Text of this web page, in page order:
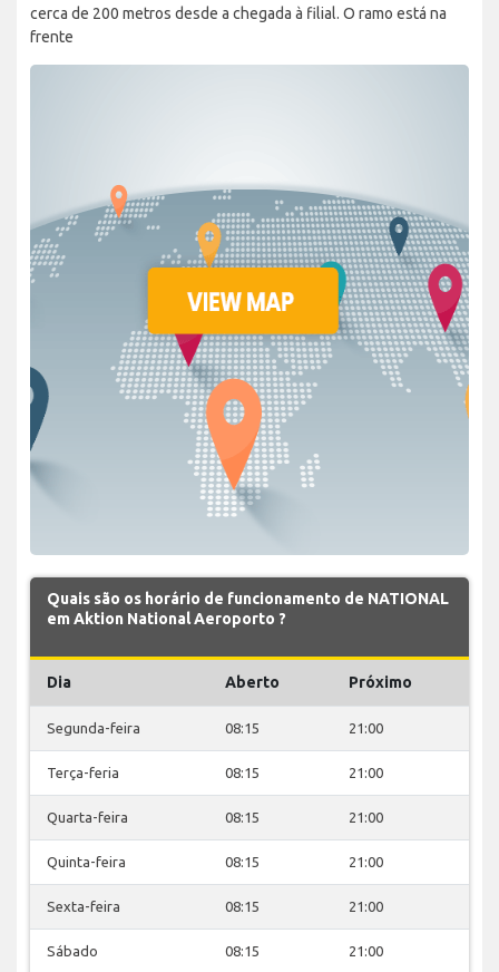
cerca de 200 metros desde a chegada à filial. O ramo está na
frente
Quais são os horário de funcionamento de NATIONAL
em Aktion National Aeroporto ?
Dia Aberto Próximo
Segunda-feira 08:15 21:00
Terça-feria 08:15 21:00
Quarta-feira 08:15 21:00
Quinta-feira 08:15 21:00
Sexta-feira 08:15 21:00
Sábado 08:15 21:00